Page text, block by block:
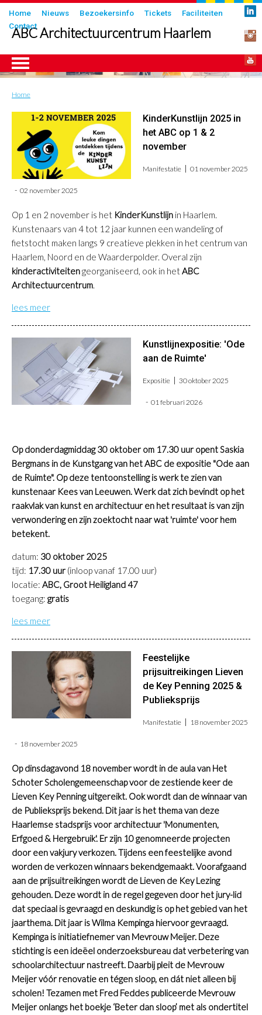
Overslaan
en
naar
inhoud
gaan
Submenu
Home Nieuws Bezoekersinfo Tickets
Faciliteiten
Contact
ABC Architectuurcentrum Haarlem
Kruimelpad
Home
KinderKunstlijn 2025 in
het ABC op 1 & 2
november
Manifestatie 01 november 2025
02 november 2025
Op 1 en 2 november is het KinderKunstlijn in Haarlem.
Kunstenaars van 4 tot 12 jaar kunnen een wandeling of
fietstocht maken langs 9 creatieve plekken in het centrum van
Haarlem, Noord en de Waarderpolder. Overal zijn
kinderactiviteitengeorganiseerd, ook in hetABC
Architectuurcentrum.
lees meer
Kunstlijnexpositie: 'Ode
aan de Ruimte'
Expositie 30 oktober 2025
01 februari 2026
Op donderdagmiddag 30 oktober om 17.30 uur opent Saskia
Bergmans in de Kunstgang van het ABC de expositie "Ode aan
de Ruimte". Op deze tentoonstelling is werk te zien van
kunstenaar Kees van Leeuwen. Werk dat zich bevindt op het
raakvlak van kunst en architectuur en het resultaat is van zijn
verwondering en zijn zoektocht naar wat 'ruimte' voor hem
betekent.
datum: 30 oktober 2025
tijd: 17.30 uur (inloop vanaf 17.00 uur)
locatie: ABC, Groot Heiligland 47
toegang: gratis
lees meer
Feestelijke
prijsuitreikingen Lieven
de Key Penning 2025 &
Publieksprijs
Manifestatie 18 november 2025
18 november 2025
Op dinsdagavond 18 november wordt in de aula van Het
Schoter Scholengemeenschap voor de zestiende keer de
Lieven Key Penning uitgereikt. Ook wordt dan de winnaar van
de Publieksprijs bekend. Dit jaar is het thema van deze
Haarlemse stadsprijs voor architectuur 'Monumenten,
Erfgoed & Hergebruik'. Er zijn 10 genomneerde projecten
door een vakjury verkozen. Tijdens een feestelijke avond
worden de verkozen winnaars bekendgemaakt.Voorafgaand
aan de prijsuitreikingen wordt de Lieven de Key Lezing
gehouden. Deze wordt in de regel gegeven door het jury-lid
dat speciaal is gevraagd en deskundig is op het gebied van het
jaarthema. Dit jaar is Wilma Kempinga hiervoor gevraagd.
Kempinga is initiatiefnemer van Mevrouw Meijer. Deze
stichting is een ideëel onderzoeksbureau dat verbetering van
schoolarchitectuur nastreeft. Daarbij pleit de Mevrouw
Meijer vóór renovatie en tégen sloop, en dát niet alleen bij
scholen! Tezamen met Fred Feddes publiceerde Mevrouw
Meijer onlangs het boekje ‘Beter dan sloop’ met als ondertitel